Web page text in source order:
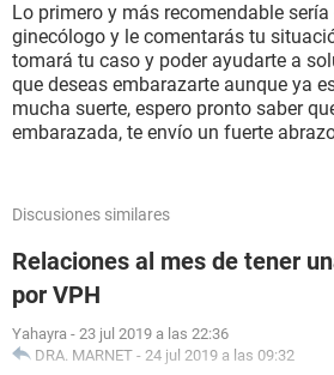
Lo primero y más recomendable
ginecólogo y le comentarás tu
tomará tu caso y poder ayudarte a
que deseas embarazarte aunque ya
mucha suerte, espero pronto saber
embarazada, te envío un fuerte
Discusiones similares
Relaciones al mes de tener
por VPH
Yahayra - 23 jul 2019 a las 22:36
DRA. MARNET - 24 jul 2019 a las 09:32